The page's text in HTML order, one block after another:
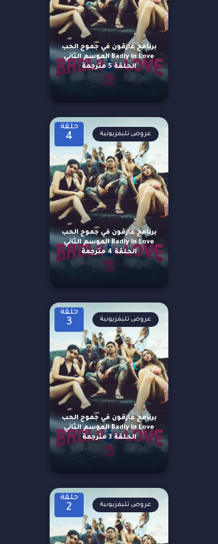
برنامج غارقون في جموح الحب
Badly in Love الموسم الثاني
الحلقة 5 مترجمة
حلقة
4
برنامج غارقون في جموح الحب
Badly in Love الموسم الثاني
الحلقة 4 مترجمة
عروض تليفزيونية
حلقة
3
برنامج غارقون في جموح الحب
Badly in Love الموسم الثاني
الحلقة 3 مترجمة
عروض تليفزيونية
حلقة
2 عروض تليفزيونية